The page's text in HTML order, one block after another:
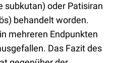
subkutan) oder Patisiran
behandelt worden.
mehreren Endpunkten
Das Fazit des